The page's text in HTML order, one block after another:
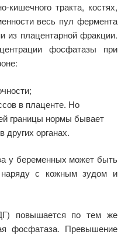
кишечного тракта, костях,
весь пул фермента
из плацентарной фракции.
фосфатазы при
в плаценте. Но
границы нормы бывает
других органах.
у беременных может быть
с кожным зудом и
повышается по тем же
фосфатаза. Превышение